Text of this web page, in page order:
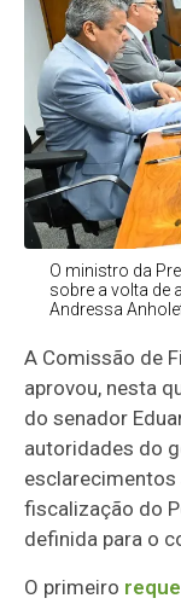
O ministro da
sobre a volta de
Andressa
A Comissão de
aprovou, nesta
do senador
autoridades do
fiscalização do
definida para o
O primeiro